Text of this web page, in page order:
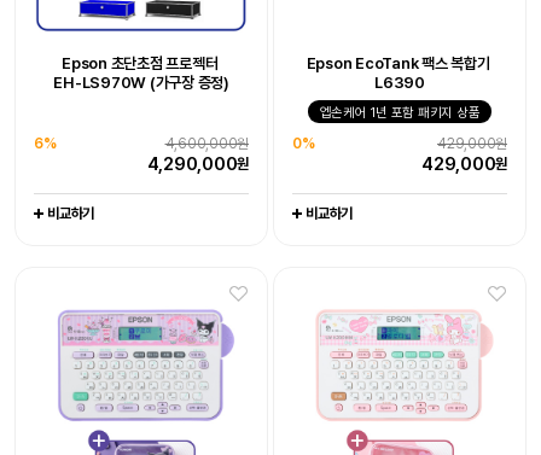
Epson 초단초점 프로젝터
EH-LS970W (가구장 증정)
4,600,000원
6%
4,290,000원
비교하기
Epson EcoTank 팩스 복합기
L6390
엡손케어 1년 포함 패키지 상품
429,000원
0%
429,000원
비교하기
비교하기
EH-LS970W 엡손 케어 - 오픈마켓
0원
Epson WorkForce DS-530III
엡손케어 1년 포함 패키지 상품
417,000원
비교하기
Epson 네이머
LW-K200KU 쿠로미 라벨프린터
116,800원
23%
89,000원
비교하기
Epson 네이머
LW-K200MM 마이멜로디
라벨프린터 라벨기
-
116,800원
23%
89,000원
비교하기
Epson 초단초점 프로젝터
EH-LS970W (가구장 증정)
4,290,000원
라이프스튜디오 EF-73 빔프로젝터
1,990,000원
10%
1,790,000원